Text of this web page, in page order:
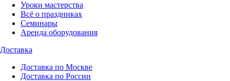
Уроки мастерства
Всё о праздниках
Семинары
Аренда оборудования
Доставка
Доставка по Москве
Доставка по России